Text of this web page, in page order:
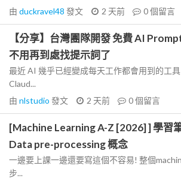
由 duckravel48 發文 2 天前 0個留言
【分享】台灣團隊開發 免費 AI
不用再到處找提示詞了
最近 AI 幾乎已經變成每天工作都會用到的工
Claud...
由 nlstudio 發文 2 天前 0個留言
[Machine Learning A-Z [2026] ] 學習
Data pre-processing 概念
一邊要上課一邊還要寫這個不容易! 整個
步...